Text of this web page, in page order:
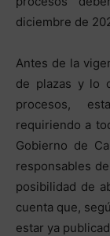
diciembre de
Antes de la
de plazas y lo
procesos,
requiriendo a
Gobierno de
responsables
posibilidad de
cuenta que,
estar ya